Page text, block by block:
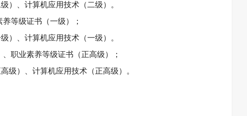
）、计算机应用技术（二级）。
等级证书（一级）；
）、计算机应用技术（一级）。
职业素养等级证书（正高级）；
级）、计算机应用技术（正高级）。